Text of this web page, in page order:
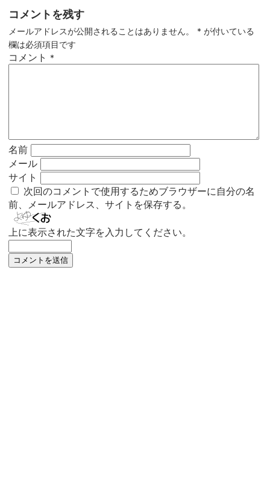
コメントを残す
メールアドレスが公開されることはありません。 * が付いている
欄は必須項目です
コメント *
名前
メール
サイト
次回のコメントで使用するためブラウザーに自分の名
前、メールアドレス、サイトを保存する。
上に表示された文字を入力してください。